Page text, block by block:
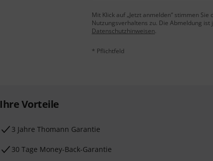
Mit Klick auf „Jetzt anmelden“ stimmen
Nutzungsverhaltens zu. Die Abmeldung
Datenschutzhinweisen.
* Pflichtfeld
Ihre Vorteile
3 Jahre Thomann Garantie
30 Tage Money-Back-Garantie